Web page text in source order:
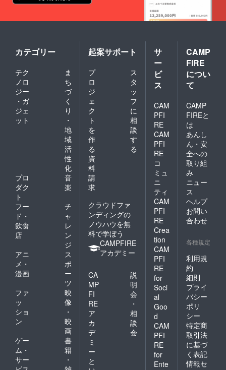
カテゴリー
テク
ノロ
ジー
・ガ
ジェ
ット
ま
ち
づ
く
り
・
地
域
活
性
化
プロ
ダク
ト
音
楽
フー
ド・
飲食
店
チ
ャ
レ
ン
ジ
アニ
メ・
漫画
ス
ポ
ー
ツ
ファ
ッ
ショ
ン
映
像
・
映
画
ゲー
ム・
サー
書
籍
・
起案サポート
プ
ロ
ジ
ェ
ク
ト
を
作
る
ス
タ
ッ
フ
に
相
談
す
る
資
料
請
求
クラウドファ
ンディングの
ノウハウを無
料で学ぼう
CAMPFIRE
アカデミー
CA
MP
FI
RE
ア
カ
デ
ミ
ー
と
説
明
会
・
相
談
会
サ
ー
ビ
ス
CAM
PFI
RE
CAM
PFI
RE
コ
ミュ
ニ
ティ
CAM
PFI
RE
Crea
tion
CAM
PFI
RE
for
Soci
al
Goo
d
CAM
PFI
RE
for
Ente
CAMP
FIRE
につい
て
CAMP
FIREと
は
あんし
ん・安
全への
取り組
み
ニュー
ス
ヘルプ
お問い
合わせ
各種規定
利用規
約
細則
プライ
バシー
ポリ
シー
特定商
取引法
に基づ
く表記
情報セ